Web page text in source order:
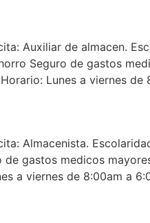
Auxiliar de almacen.
Seguro de gastos
Lunes a viernes de
Almacenista.
gastos medicos
a viernes de 8:00am a